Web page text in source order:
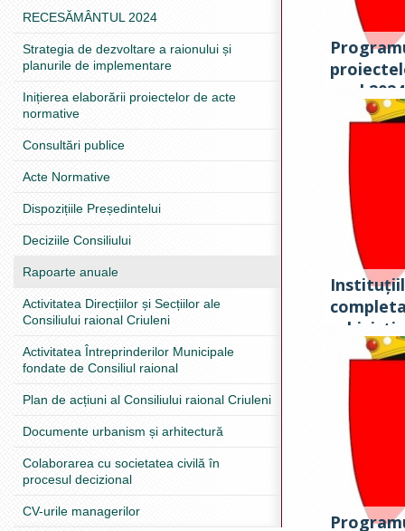
RECESĂMÂNTUL 2024
Strategia de dezvoltare a raionului și
planurile de implementare
Inițierea elaborării proiectelor de acte
normative
Consultări publice
Acte Normative
Dispozițiile Președintelui
Deciziile Consiliului
Rapoarte anuale
Activitatea Direcțiilor și Secțiilor ale
Consiliului raional Criuleni
Activitatea Întreprinderilor Municipale
fondate de Consiliul raional
Plan de acțiuni al Consiliului raional Criuleni
Documente urbanism și arhitectură
Colaborarea cu societatea civilă în
procesul decizional
CV-urile managerilor
anul 2024
pentru